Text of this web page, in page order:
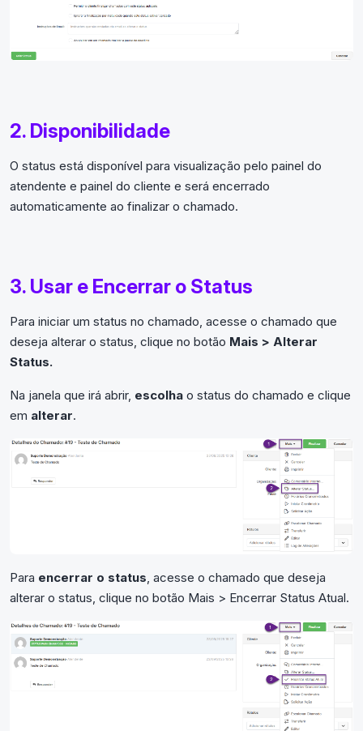
2. Disponibilidade
O status está disponível para visualização pelo painel do
atendente e painel do cliente e será encerrado
automaticamente ao finalizar o chamado.
3. Usar e Encerrar o Status
Para iniciar um status no chamado, acesse o chamado que
deseja alterar o status, clique no botão Mais > Alterar
Status.
Na janela que irá abrir, escolha o status do chamado e clique
em alterar.
Para encerrar o status, acesse o chamado que deseja
alterar o status, clique no botão Mais > Encerrar Status Atual.